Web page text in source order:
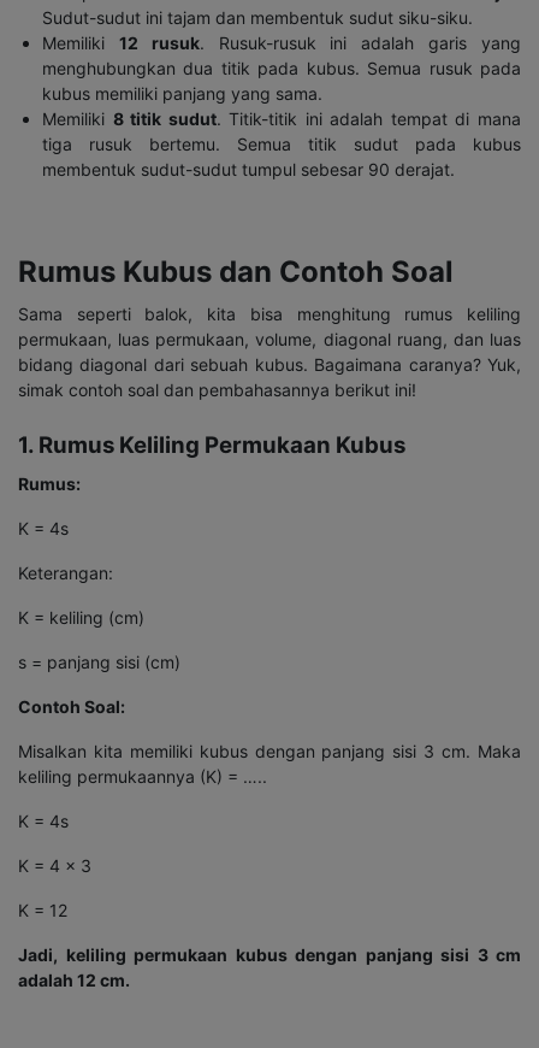
Sudut-sudut ini tajam dan membentuk sudut siku-siku.
Memiliki 12 rusuk. Rusuk-rusuk ini adalah garis yang
menghubungkan dua titik pada kubus. Semua rusuk pada
kubus memiliki panjang yang sama.
Memiliki 8 titik sudut. Titik-titik ini adalah tempat di mana
tiga rusuk bertemu. Semua titik sudut pada kubus
membentuk sudut-sudut tumpul sebesar 90 derajat.
Rumus Kubus dan Contoh Soal
Sama seperti balok, kita bisa menghitung rumus keliling
permukaan, luas permukaan, volume, diagonal ruang, dan luas
bidang diagonal dari sebuah kubus. Bagaimana caranya? Yuk,
simak contoh soal dan pembahasannya berikut ini!
1. Rumus Keliling Permukaan Kubus
Rumus:
K = 4s
Keterangan:
K = keliling (cm)
s = panjang sisi (cm)
Contoh Soal:
Misalkan kita memiliki kubus dengan panjang sisi 3 cm. Maka
keliling permukaannya (K) = …..
K = 4s
K = 4 x 3
K = 12
Jadi, keliling permukaan kubus dengan panjang sisi 3 cm
adalah 12 cm.